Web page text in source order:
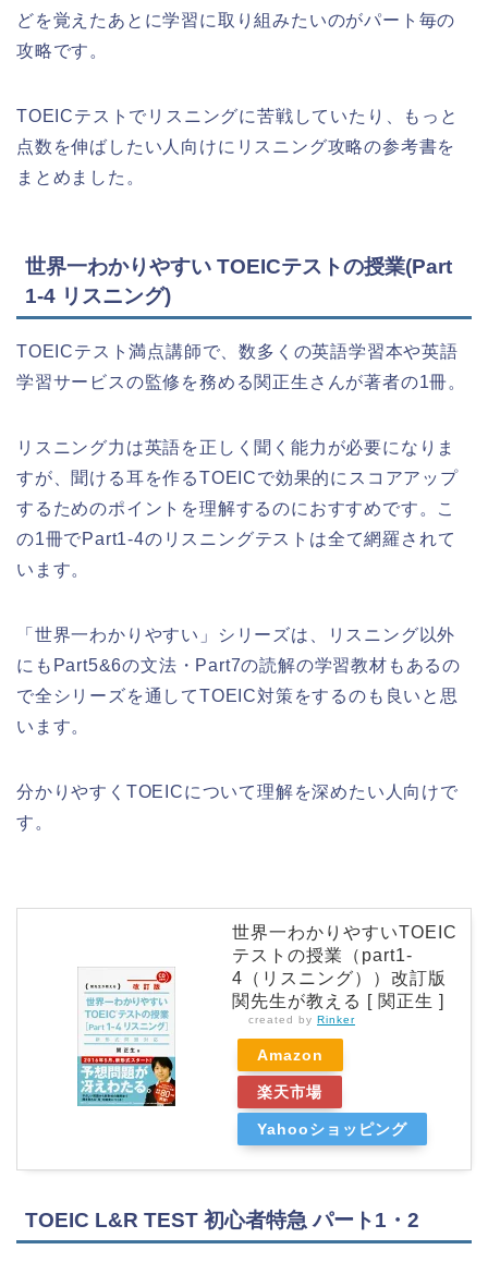
どを覚えたあとに学習に取り組みたいのがパート毎の
攻略です。
TOEICテストでリスニングに苦戦していたり、もっと
点数を伸ばしたい人向けにリスニング攻略の参考書を
まとめました。
世界一わかりやすい TOEICテストの授業(Part
1‐4 リスニング)
TOEICテスト満点講師で、数多くの英語学習本や英語
学習サービスの監修を務める関正生さんが著者の1冊。
リスニング力は英語を正しく聞く能力が必要になりま
すが、聞ける耳を作るTOEICで効果的にスコアアップ
するためのポイントを理解するのにおすすめです。こ
の1冊でPart1-4のリスニングテストは全て網羅されて
います。
「世界一わかりやすい」シリーズは、リスニング以外
にもPart5&6の文法・Part7の読解の学習教材もあるの
で全シリーズを通してTOEIC対策をするのも良いと思
います。
分かりやすくTOEICについて理解を深めたい人向けで
す。
世界一わかりやすいTOEIC
テストの授業（part1-
4（リスニング））改訂版
関先生が教える [ 関正生 ]
created by Rinker
Amazon
楽天市場
Yahooショッピング
TOEIC L&R TEST 初心者特急 パート1・2